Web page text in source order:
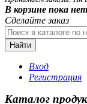
В корзине пока
Сделайте заказ
Найти
Вход
Регистрация
Каталог